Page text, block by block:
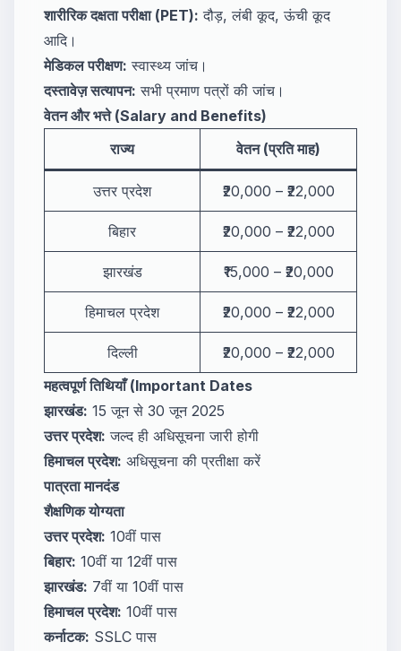
शारीरिक दक्षता परीक्षा (PET): दौड़, लंबी कूद, ऊंची कूद
आदि।
मेडिकल परीक्षण: स्वास्थ्य जांच।
दस्तावेज़ सत्यापन: सभी प्रमाण पत्रों की जांच।
वेतन और भत्ते (Salary and Benefits)
राज्य
वेतन (प्रति माह)
उत्तर प्रदेश ₹20,000 – ₹22,000
बिहार ₹20,000 – ₹22,000
झारखंड ₹15,000 – ₹20,000
हिमाचल प्रदेश ₹20,000 – ₹22,000
दिल्ली
₹20,000 – ₹22,000
महत्वपूर्ण तिथियाँ (Important Dates
झारखंड: 15 जून से 30 जून 2025
उत्तर प्रदेश: जल्द ही अधिसूचना जारी होगी
हिमाचल प्रदेश: अधिसूचना की प्रतीक्षा करें
पात्रता मानदंड
शैक्षणिक योग्यता
उत्तर प्रदेश: 10वीं पास
बिहार: 10वीं या 12वीं पास
झारखंड: 7वीं या 10वीं पास
हिमाचल प्रदेश: 10वीं पास
कर्नाटक: SSLC पास